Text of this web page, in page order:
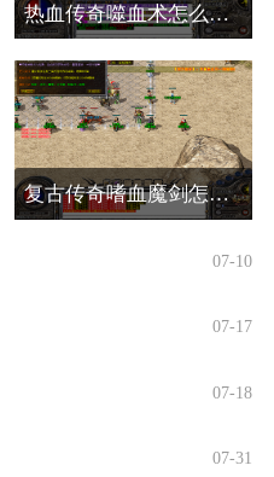
热血传奇噬血术怎么合成
复古传奇嗜血魔剑怎么弄的啊
07-10
07-17
07-18
07-31